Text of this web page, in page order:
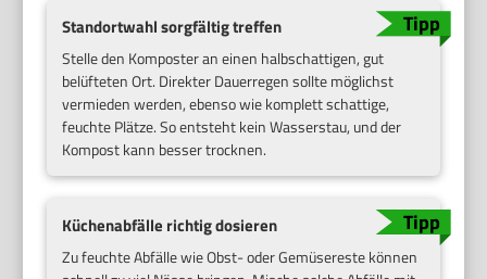
Standortwahl sorgfältig treffen
Stelle den Komposter an einen halbschattigen, gut
belüfteten Ort. Direkter Dauerregen sollte möglichst
vermieden werden, ebenso wie komplett schattige,
feuchte Plätze. So entsteht kein Wasserstau, und der
Kompost kann besser trocknen.
Küchenabfälle richtig dosieren
Zu feuchte Abfälle wie Obst- oder Gemüsereste können